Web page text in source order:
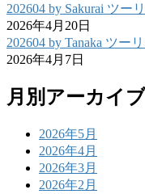
202604 by Sakurai ツー
2026年4月20日
202604 by Tanaka ツー
2026年4月7日
月別アーカイブ
2026年5月
2026年4月
2026年3月
2026年2月